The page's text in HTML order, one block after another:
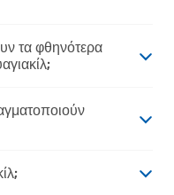
τα φθηνότερα